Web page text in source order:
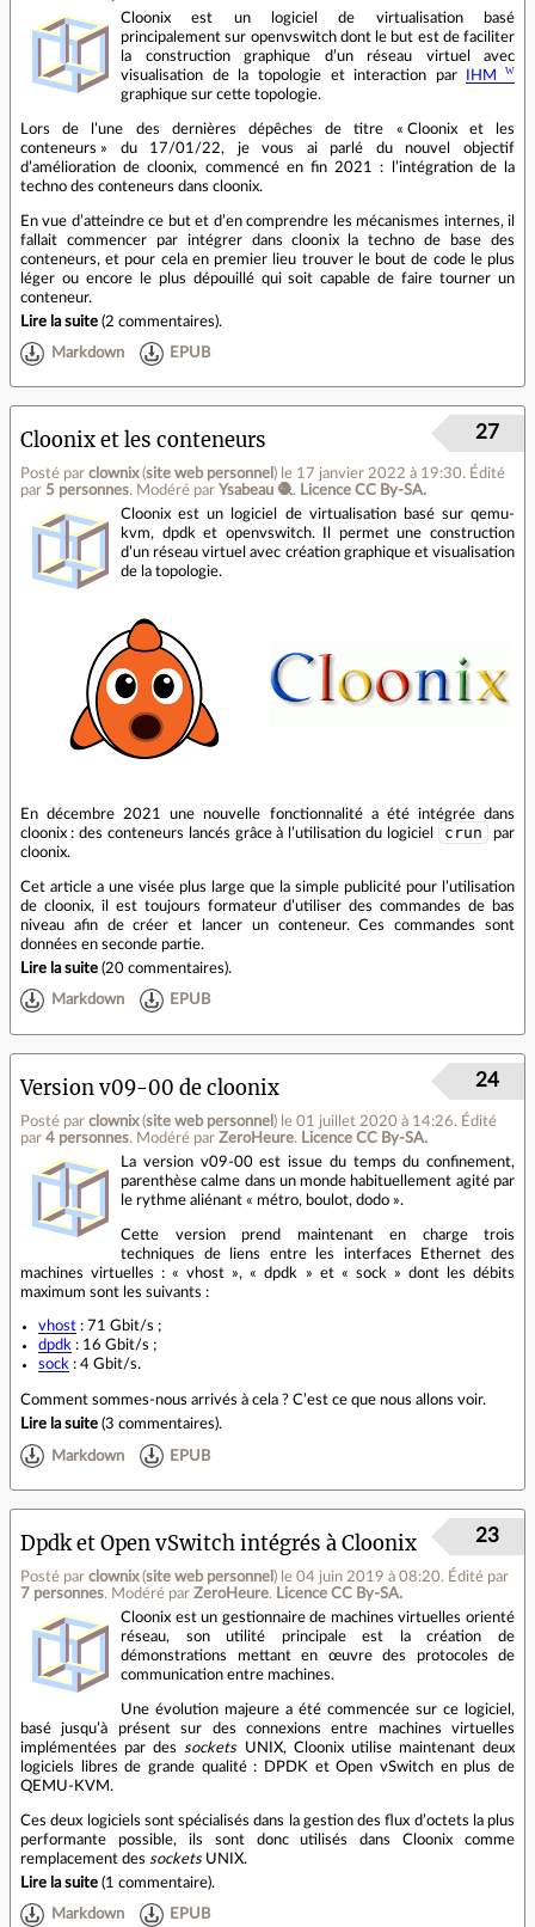
Cloonix est un logiciel de virtualisation basé
principalement sur openvswitch dont le but est de faciliter
la construction graphique d’un réseau virtuel avec
visualisation de la topologie et interaction par
IHM
graphique sur cette topologie.
Lors de l’une des dernières dépêches de titre « Cloonix et les
conteneurs » du 17/01/22, je vous ai parlé du nouvel objectif
d’amélioration de cloonix, commencé en fin 2021 : l’intégration de la
techno des conteneurs dans cloonix.
En vue d’atteindre ce but et d’en comprendre les mécanismes internes, il
fallait commencer par intégrer dans cloonix la techno de base des
conteneurs, et pour cela en premier lieu trouver le bout de code le plus
léger ou encore le plus dépouillé qui soit capable de faire tourner un
conteneur.
Lire la suite (2 commentaires).
Markdown EPUB
Cloonix et les conteneurs
Posté par clownix(site web personnel ) le 17 janvier 2022 à 19:30. Édité
par 5 personnes. Modéré par Ysabeau 🧶. Licence CC By‑SA.
27
Cloonix est un logiciel de virtualisation basé sur qemu-
kvm, dpdk et openvswitch. Il permet une construction
d’un réseau virtuel avec création graphique et visualisation
de la topologie.
En décembre 2021 une nouvelle fonctionnalité a été intégrée dans
cloonix : des conteneurs lancés grâce à l’utilisation du logiciel
crun
par
cloonix.
Cet article a une visée plus large que la simple publicité pour l’utilisation
de cloonix, il est toujours formateur d’utiliser des commandes de bas
niveau afin de créer et lancer un conteneur. Ces commandes sont
données en seconde partie.
Lire la suite (20 commentaires).
Markdown EPUB
Version v09-00 de cloonix
Posté par clownix(site web personnel ) le 01 juillet 2020 à 14:26. Édité
par 4 personnes. Modéré par ZeroHeure. Licence CC By‑SA.
24
La version v09-00 est issue du temps du confinement,
parenthèse calme dans un monde habituellement agité par
le rythme aliénant « métro, boulot, dodo ».
Cette version prend maintenant en charge trois
techniques de liens entre les interfaces Ethernet des
machines virtuelles : « vhost », « dpdk » et « sock » dont les débits
maximum sont les suivants :
vhost : 71 Gbit/s ;
dpdk : 16 Gbit/s ;
sock : 4 Gbit/s.
Comment sommes‑nous arrivés à cela ? C’est ce que nous allons voir.
Lire la suite (3 commentaires).
Markdown EPUB
Dpdk et Open vSwitch intégrés à Cloonix
Posté par clownix(site web personnel ) le 04 juin 2019 à 08:20. Édité par
7 personnes. Modéré par ZeroHeure. Licence CC By‑SA.
23
Cloonix est un gestionnaire de machines virtuelles orienté
réseau, son utilité principale est la création de
démonstrations mettant en œuvre des protocoles de
communication entre machines.
Une évolution majeure a été commencée sur ce logiciel,
basé jusqu’à présent sur des connexions entre machines virtuelles
implémentées par des socketsUNIX, Cloonix utilise maintenant deux
logiciels libres de grande qualité : DPDK et Open vSwitch en plus de
QEMU‐KVM.
Ces deux logiciels sont spécialisés dans la gestion des flux d’octets la plus
performante possible, ils sont donc utilisés dans Cloonix comme
remplacement des socketsUNIX.
Lire la suite (1 commentaire).
Markdown EPUB